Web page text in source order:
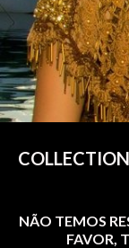
NÃO TEMOS
FAVOR,